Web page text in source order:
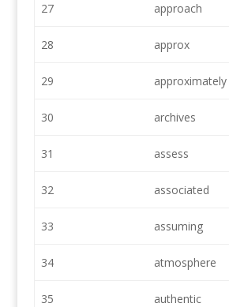
27 approach
28 approx
29 approximately
30 archives
31 assess
32 associated
33 assuming
34 atmosphere
35 authentic